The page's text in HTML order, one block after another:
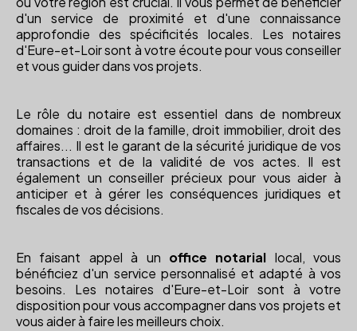
d'un service de proximité et d'une connaissance
approfondie des spécificités locales. Les notaires
d'Eure-et-Loir sont à votre écoute pour vous conseiller
et vous guider dans vos projets.
Le rôle du notaire est essentiel dans de nombreux
domaines : droit de la famille, droit immobilier, droit des
affaires... Il est le garant de la sécurité juridique de vos
transactions et de la validité de vos actes. Il est
également un conseiller précieux pour vous aider à
anticiper et à gérer les conséquences juridiques et
fiscales de vos décisions.
En faisant appel à un office notarial local, vous
bénéficiez d'un service personnalisé et adapté à vos
besoins. Les notaires d'Eure-et-Loir sont à votre
disposition pour vous accompagner dans vos projets et
vous aider à faire les meilleurs choix.